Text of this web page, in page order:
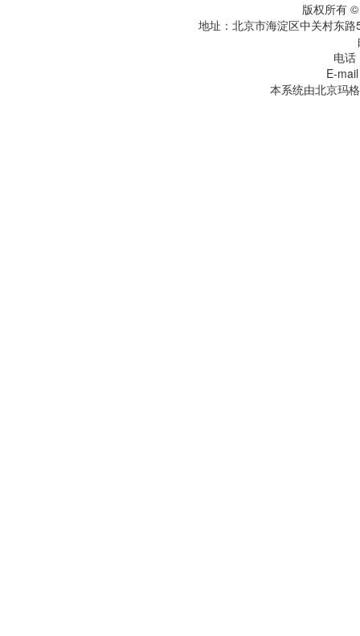
版权所有
地址：北京市海淀区中关村东
电
E-
本系统由北京玛